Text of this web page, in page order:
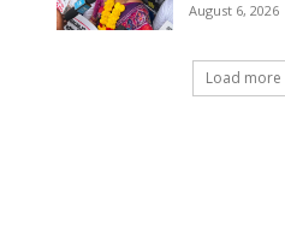
August 6, 2026
Load more